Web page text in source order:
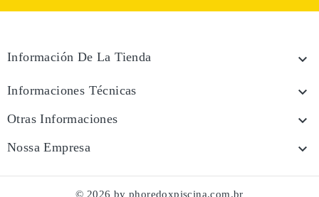
Información De La Tienda 
Informaciones Técnicas 
Otras Informaciones 
Nossa Empresa 
© 2026 by phoredoxpiscina.com.br